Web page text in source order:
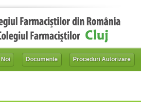
Noi Documente Proceduri Autorizare